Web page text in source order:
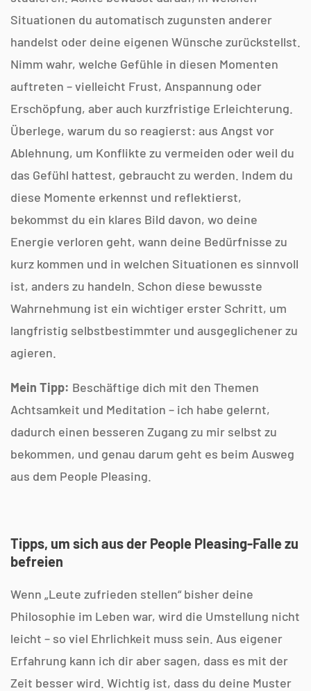
Situationen du automatisch zugunsten anderer
handelst oder deine eigenen Wünsche zurückstellst.
Nimm wahr, welche Gefühle in diesen Momenten
auftreten – vielleicht Frust, Anspannung oder
Erschöpfung, aber auch kurzfristige Erleichterung.
Überlege, warum du so reagierst: aus Angst vor
Ablehnung, um Konflikte zu vermeiden oder weil du
das Gefühl hattest, gebraucht zu werden. Indem du
diese Momente erkennst und reflektierst,
bekommst du ein klares Bild davon, wo deine
Energie verloren geht, wann deine Bedürfnisse zu
kurz kommen und in welchen Situationen es sinnvoll
ist, anders zu handeln. Schon diese bewusste
Wahrnehmung ist ein wichtiger erster Schritt, um
langfristig selbstbestimmter und ausgeglichener zu
agieren.
Mein Tipp: Beschäftige dich mit den Themen
Achtsamkeit und Meditation – ich habe gelernt,
dadurch einen besseren Zugang zu mir selbst zu
bekommen, und genau darum geht es beim Ausweg
aus dem People Pleasing.
Tipps, um sich aus der People Pleasing-Falle zu
befreien
Wenn „Leute zufrieden stellen“ bisher deine
Philosophie im Leben war, wird die Umstellung nicht
leicht – so viel Ehrlichkeit muss sein. Aus eigener
Erfahrung kann ich dir aber sagen, dass es mit der
Zeit besser wird. Wichtig ist, dass du deine Muster